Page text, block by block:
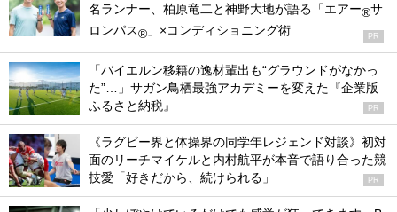
名ランナー、柏原竜二と神野大地が語る「エアー®サ
ロンパス® 」×コンディショニング術 PR
「バイエルン移籍の逸材輩出も“グラウンドがなかっ
た”…」サガン鳥栖最強アカデミーを変えた『企業版
ふるさと納税』
PR
《ラグビー界と体操界の同学年レジェンド対談》初対
面のリーチマイケルと内村航平が本音で語り合った競
技愛「好きだから、続けられる」
PR